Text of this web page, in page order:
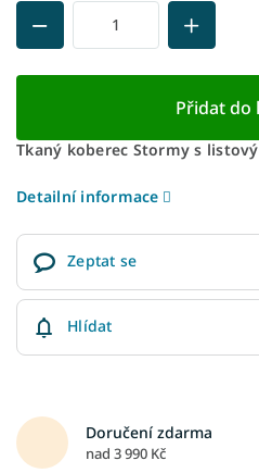
Přidat do
Tkaný koberec Stormy s
Detailní informace
Zeptat se
Hlídat
Doručení zdarma
nad 3 990 Kč